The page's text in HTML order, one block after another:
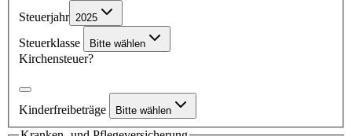
Steuerjahr 2025
Steuerklasse Bitte wählen
Kirchensteuer?
Kinderfreibeträge Bitte wählen